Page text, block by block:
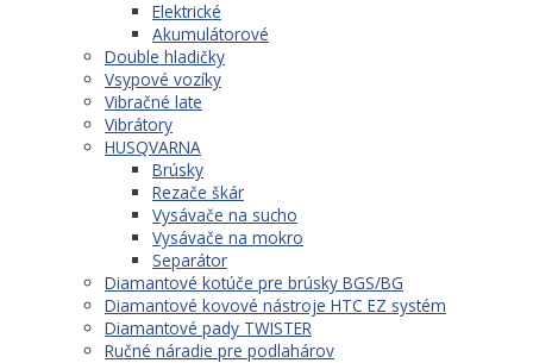
Elektrické
Akumulátorové
Double hladičky
Vsypové vozíky
Vibračné late
Vibrátory
HUSQVARNA
Brúsky
Rezače škár
Vysávače na sucho
Vysávače na mokro
Separátor
Diamantové kotúče pre brúsky BGS/BG
Diamantové kovové nástroje HTC EZ systém
Diamantové pady TWISTER
Ručné náradie pre podlahárov